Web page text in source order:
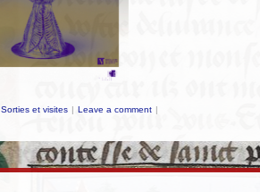
Sorties et visites | Leave a comment |